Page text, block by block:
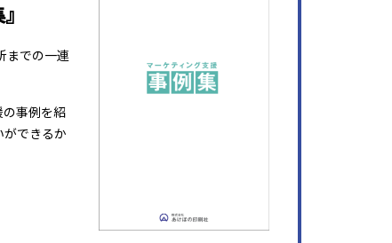
までの一連
事例を紹
できるか